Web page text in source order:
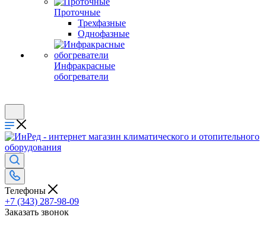
Проточные
Трехфазные
Однофазные
Инфракрасные
обогреватели
Телефоны
+7 (343) 287-98-09
Заказать звонок